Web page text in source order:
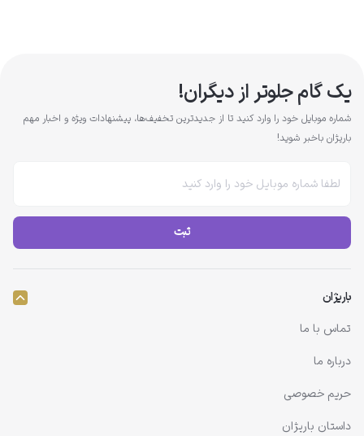
یک گام جلوتر از دیگران!
شماره موبایل خود را وارد کنید تا از جدیدترین تخفیف‌ها، پیشنهادات ویژه و اخبار مهم
باریژان باخبر شوید!
ثبت
باریژان
تماس با ما
درباره ما
حریم خصوصی
داستان باریژان